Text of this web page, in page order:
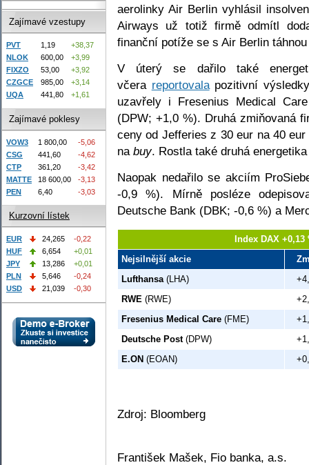
aerolinky Air Berlin vyhlásil
Airways už totiž firmě odmítl
finanční potíže se s Air Berlin
V úterý se dařilo také
včera reportovalapozitivní
uzavřely i Fresenius Medical
(DPW; +1,0 %). Druhá zmiňovaná
ceny od Jefferies z 30 eur na 40
na buy. Rostla také druhá
Naopak nedařilo se akciím
-0,9 %). Mírně posléze
Deutsche Bank (DBK; -0,6 %) a
Index DAX +0,13
Nejsilnější akcie
Lufthansa (LHA)
RWE (RWE)
Fresenius Medical Care (FME)
Deutsche Post(DPW)
E.ON (EOAN)
Zdroj: Bloomberg
František Mašek, Fio banka, a.s.
Zajímavé vzestupy
PVT 1,19
+38,37
NLOK
600,00
+3,99
FIXZO
53,00
+3,92
CZGCE
985,00
+3,14
UQA
441,80 +1,61
Zajímavé poklesy
VOW3 1 800,00
-5,06
CSG
441,60
-4,62
CTP
361,20
-3,42
MATTE
18 600,00
-3,13
PEN
6,40 -3,03
Kurzovní lístek
EUR 24,265
-0,22
HUF
6,654
+0,01
JPY
13,286
+0,01
PLN
5,646
-0,24
USD
21,039 -0,30